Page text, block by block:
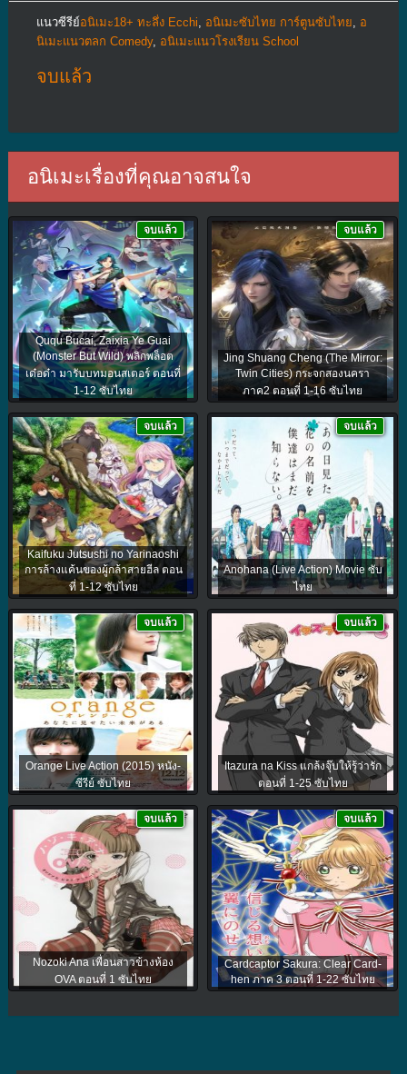
แนวซีรีย์อนิเมะ18+ ทะลึ่ง Ecchi, อนิเมะซับไทย การ์ตูนซับไทย, อ
นิเมะแนวตลก Comedy, อนิเมะแนวโรงเรียน School
จบแล้ว
อนิเมะเรื่องที่คุณอาจสนใจ
Ququ Bucai, Zaixia Ye Guai
(Monster But Wild) พลิกพล็อต
เด๋อด๋า มารับบทมอนสเตอร์ ตอนที่
1-12 ซับไทย
จบแล้ว
Jing Shuang Cheng (The Mirror:
Twin Cities) กระจกสองนครา
ภาค2 ตอนที่ 1-16 ซับไทย
จบแล้ว
Kaifuku Jutsushi no Yarinaoshi
การล้างแค้นของผู้กล้าสายฮีล ตอน
ที่ 1-12 ซับไทย
จบแล้ว
Anohana (Live Action) Movie ซับ
ไทย
จบแล้ว
Orange Live Action (2015) หนัง-
ซีรีย์ ซับไทย
จบแล้ว
Itazura na Kiss แกล้งจุ๊บให้รู้ว่ารัก
ตอนที่ 1-25 ซับไทย
จบแล้ว
Nozoki Ana เพื่อนสาวข้างห้อง
OVA ตอนที่ 1 ซับไทย
จบแล้ว
Cardcaptor Sakura: Clear Card-
hen ภาค 3 ตอนที่ 1-22 ซับไทย
จบแล้ว